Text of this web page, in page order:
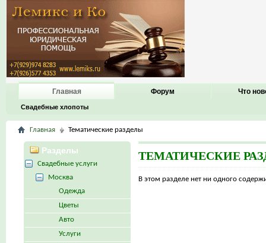
Главная
Свадебные хлопоты
Форум Что
Главная Тематические разделы
ТЕМАТИЧЕСКИЕ
В этом разделе нет ни одного
Разделы
Свадебные услуги
Москва
Одежда
Цветы
Авто
Услуги